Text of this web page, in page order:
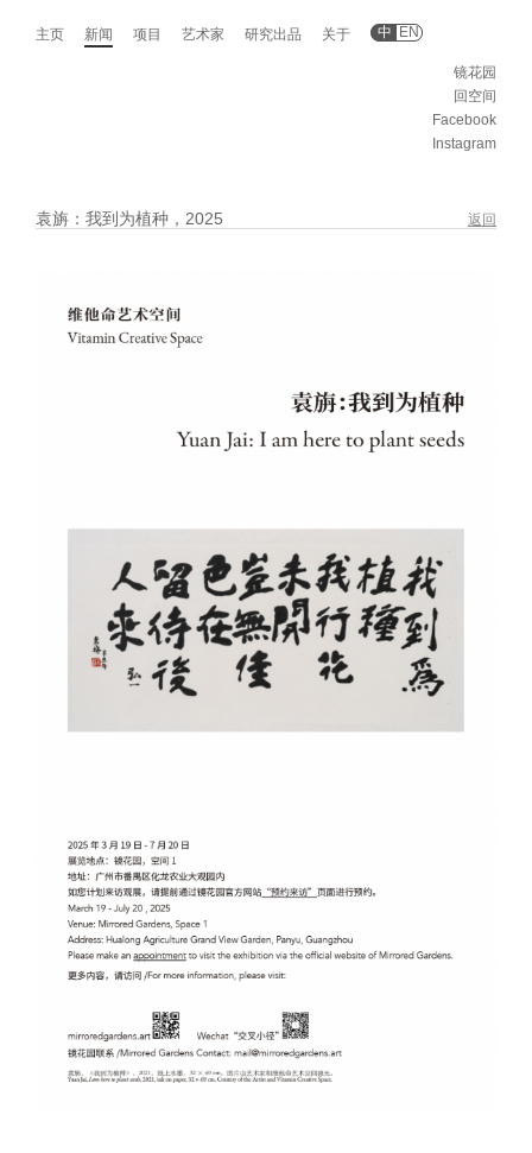
主页 新闻 项目 艺术家 研究出品 关于 中 EN
镜花园
回空间
Facebook
Instagram
返回
袁旃：我到为植种，2025